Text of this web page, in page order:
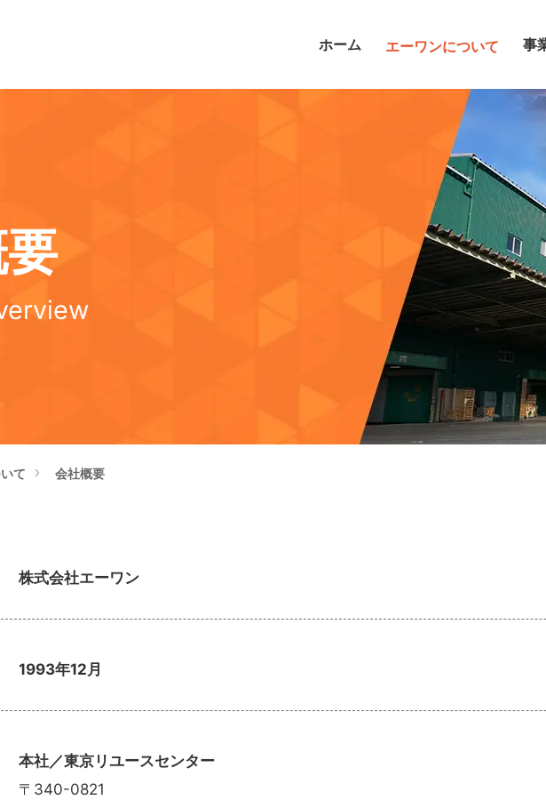
ホーム エーワンについて 事
て 会社概要
株式会社エーワン
1993年12月
本社／東京リユースセンター
〒340-0821